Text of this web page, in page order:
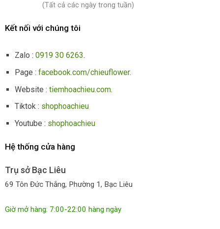
(Tất cả các ngày trong tuần)
Kết nối với chúng tôi
Zalo :0919 30 6263.
Page :facebook.com/chieuflower.
Website :tiemhoachieu.com.
Tiktok : shophoachieu
Youtube : shophoachieu
Hệ thống cửa hàng
Trụ sở Bạc Liêu
69 Tôn Đức Thắng, Phường 1, Bạc Liêu
Giờ mở hàng: 7:00-22:00 hàng ngày